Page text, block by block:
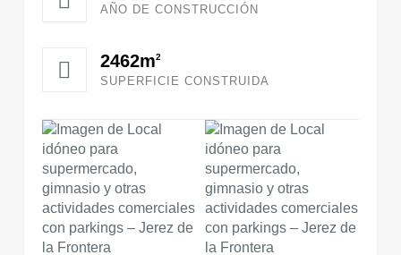
AÑO DE CONSTRUCCIÓN
2462m2
SUPERFICIE CONSTRUIDA